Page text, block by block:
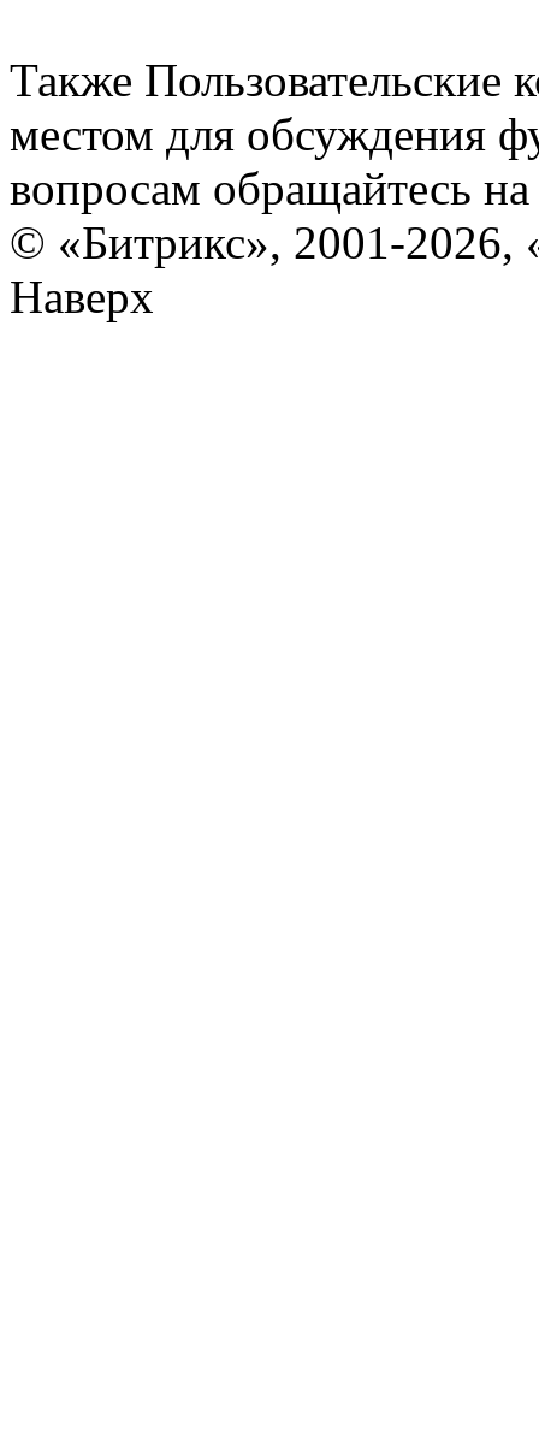
Также Пользовательские
местом для обсуждения
вопросам обращайтесь
© «Битрикс», 2001-2026,
Наверх